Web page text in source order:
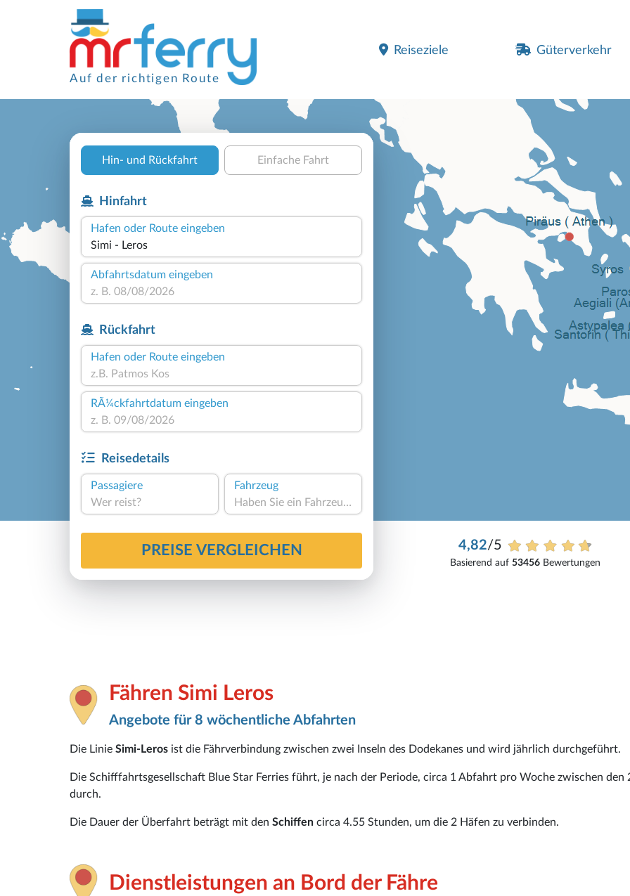
Auf der richtigen Route
Reiseziele Güterverkehr
Hin- und Rückfahrt Einfache Fahrt
Hinfahrt
Hafen oder Route eingeben
Abfahrtsdatum eingeben
Rückfahrt
Hafen oder Route eingeben
RÃ¼ckfahrtdatum eingeben
Reisedetails
Passagiere
Wer reist?
Fahrzeug
Haben Sie ein Fahrzeug?
PREISE VERGLEICHEN 4,82/5
Basierend auf53456 Bewertungen
Fähren Simi Leros
Angebote für 8 wöchentliche Abfahrten
Die Linie Simi-Leros ist die Fährverbindung zwischen zwei Inseln des Dodekanes und wird jährlich durchgeführt.
Die Schifffahrtsgesellschaft Blue Star Ferries führt, je nach der Periode, circa 1 Abfahrt pro Woche zwischen den
durch.
Die Dauer der Überfahrt beträgt mit den Schiffen circa 4.55 Stunden, um die 2 Häfen zu verbinden.
Dienstleistungen an Bord der Fähre